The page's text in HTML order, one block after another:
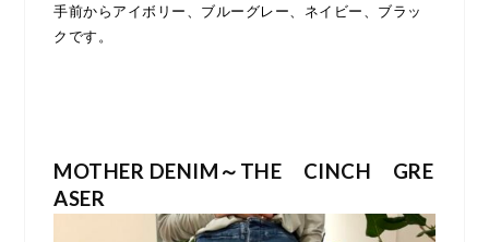
手前からアイボリー、ブルーグレー、ネイビー、ブラッ
クです。
MOTHER DENIM～THE CINCH GRE
ASER